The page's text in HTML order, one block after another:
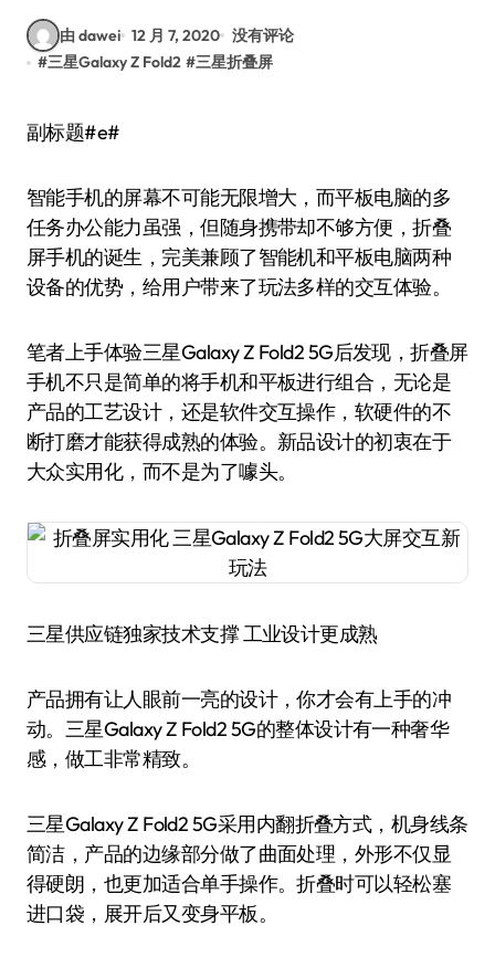
由 dawei 12 月 7, 2020 没有评论
#三星Galaxy Z Fold2 #三星折叠屏
副标题#e#
智能手机的屏幕不可能无限增大，而平板电脑的多
任务办公能力虽强，但随身携带却不够方便，折叠
屏手机的诞生，完美兼顾了智能机和平板电脑两种
设备的优势，给用户带来了玩法多样的交互体验。
笔者上手体验三星Galaxy Z Fold2 5G后发现，折叠屏
手机不只是简单的将手机和平板进行组合，无论是
产品的工艺设计，还是软件交互操作，软硬件的不
断打磨才能获得成熟的体验。新品设计的初衷在于
大众实用化，而不是为了噱头。
三星供应链独家技术支撑 工业设计更成熟
产品拥有让人眼前一亮的设计，你才会有上手的冲
动。三星Galaxy Z Fold2 5G的整体设计有一种奢华
感，做工非常精致。
三星Galaxy Z Fold2 5G采用内翻折叠方式，机身线条
简洁，产品的边缘部分做了曲面处理，外形不仅显
得硬朗，也更加适合单手操作。折叠时可以轻松塞
进口袋，展开后又变身平板。